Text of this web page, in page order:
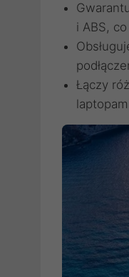
i ABS,
Łączy